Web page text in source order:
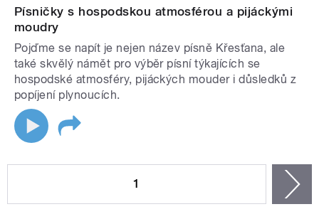
Písničky s hospodskou atmosférou a pijáckými
moudry
Pojďme se napít je nejen název písně Křesťana, ale
také skvělý námět pro výběr písní týkajících se
hospodské atmosféry, pijáckých mouder i důsledků z
popíjení plynoucích.
1